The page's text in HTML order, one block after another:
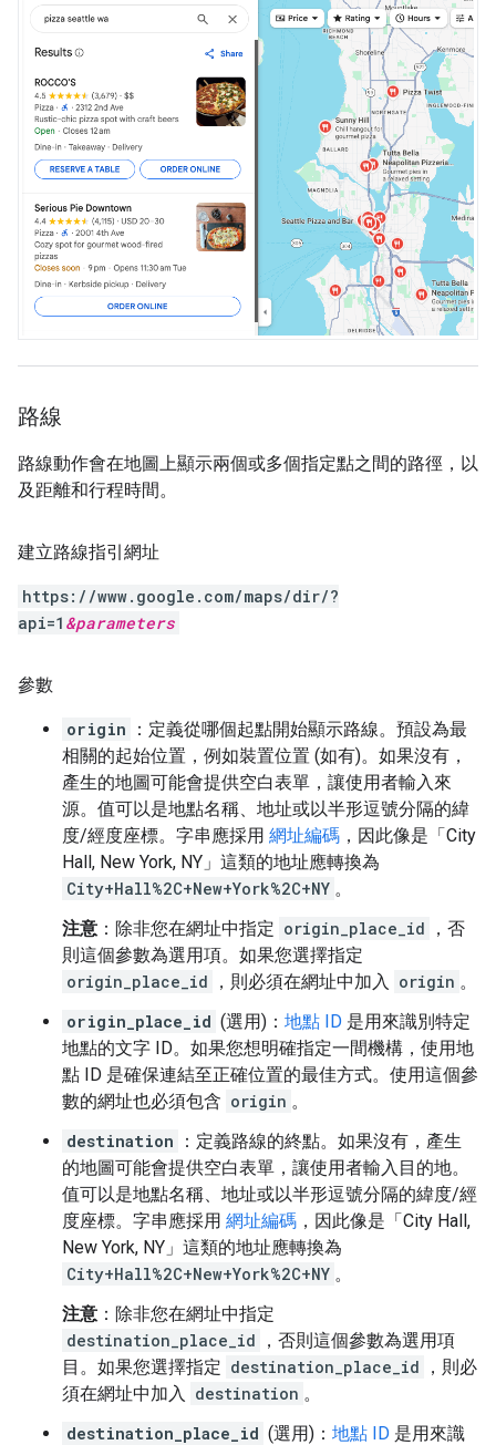
路線
路線動作會在地圖上顯示兩個或多個指定點之間的路徑，以
及距離和行程時間。
建立路線指引網址
https://www.google.com/maps/dir/?
api=1 &parameters
參數
origin
：定義從哪個起點開始顯示路線。預設為最
相關的起始位置，例如裝置位置 (如有)。如果沒有，
產生的地圖可能會提供空白表單，讓使用者輸入來
源。值可以是地點名稱、地址或以半形逗號分隔的緯
度/經度座標。字串應採用 網址編碼 ，因此像是「City
Hall, New York, NY」這類的地址應轉換為
City+Hall%2C+New+York%2C+NY 。
注意 ：除非您在網址中指定 origin_place_id
，否
則這個參數為選用項。如果您選擇指定
origin_place_id
，則必須在網址中加入 origin 。
origin_place_id (選用)： 地點 ID 是用來識別特定
地點的文字 ID。如果您想明確指定一間機構，使用地
點 ID 是確保連結至正確位置的最佳方式。使用這個參
數的網址也必須包含 origin 。
destination
：定義路線的終點。如果沒有，產生
的地圖可能會提供空白表單，讓使用者輸入目的地。
值可以是地點名稱、地址或以半形逗號分隔的緯度/經
度座標。字串應採用 網址編碼 ，因此像是「City Hall,
New York, NY」這類的地址應轉換為
City+Hall%2C+New+York%2C+NY 。
注意 ：除非您在網址中指定
destination_place_id
，否則這個參數為選用項
目。如果您選擇指定 destination_place_id
，則必
須在網址中加入 destination 。
destination_place_id (選用)： 地點 ID 是用來識